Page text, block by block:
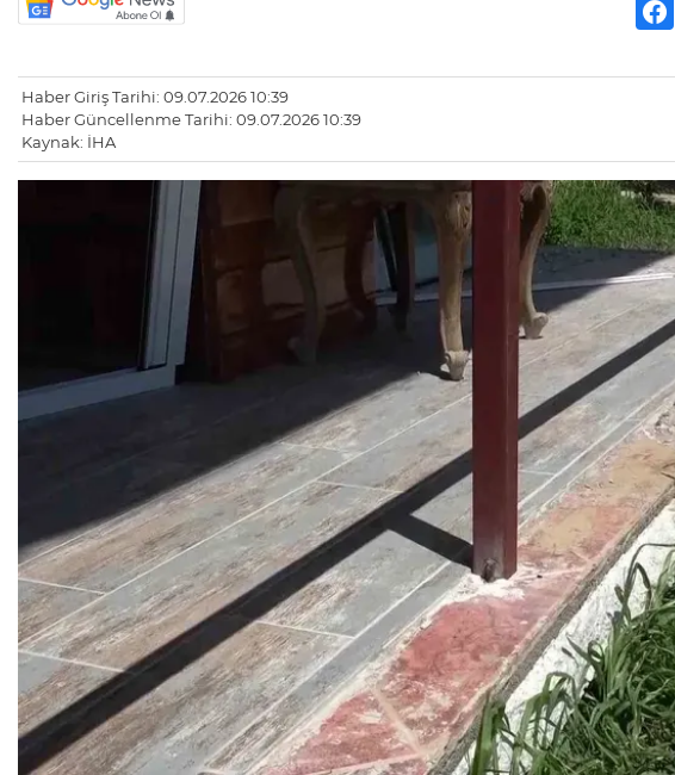
Haber Giriş Tarihi: 09.07.2026 10:39
Haber Güncellenme Tarihi: 09.07.2026 10:39
Kaynak: İHA